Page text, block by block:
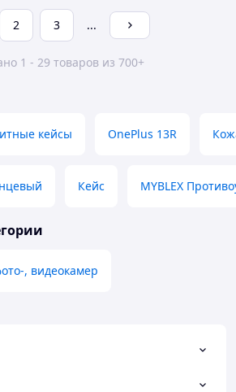
2 3 ...
1 - 29 товаров из 700+
кейсы OnePlus 13R
Кейс MYBLEX
, видеокамер